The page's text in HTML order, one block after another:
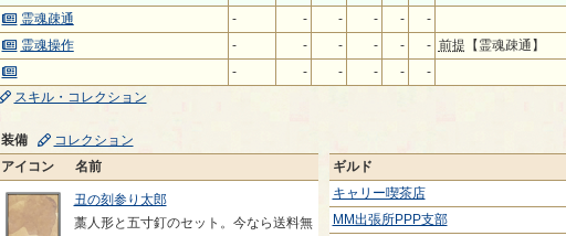
霊魂疎通
- - - - -
-
霊魂操作
- - - - - - 前提 【霊魂疎通】
-
- - - -
-
スキル・コレクション
装備
コレクション
アイコン
名前
丑の刻参り太郎
藁人形と五寸釘のセット。今なら送料無
ギルド
キャリー喫茶店
MM出張所PPP支部